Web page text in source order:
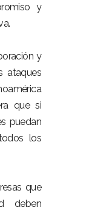
y
y
ataques
que si
puedan
los
que
deben